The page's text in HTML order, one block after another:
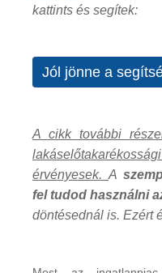
kattints és segítek:
Jól jönne a
A cikk további
érvényesek. A
fel tudod használni
döntésednál is. Ezért